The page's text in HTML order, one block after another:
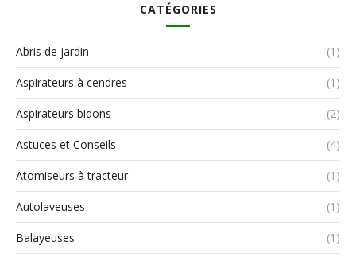
CATÉGORIES
Abris de jardin (1)
Aspirateurs à cendres (1)
Aspirateurs bidons (2)
Astuces et Conseils (4)
Atomiseurs à tracteur (1)
Autolaveuses (1)
Balayeuses (1)